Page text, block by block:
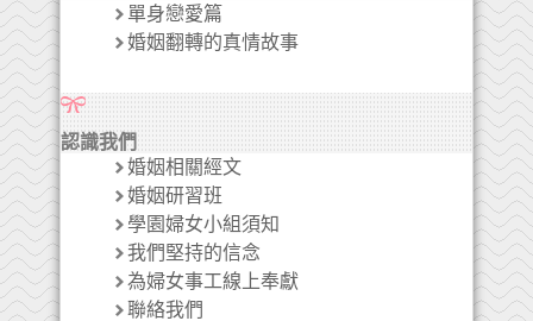
單身戀愛篇
婚姻翻轉的真情故事
認識我們
婚姻相關經文
婚姻研習班
學園婦女小組須知
我們堅持的信念
為婦女事工線上奉獻
聯絡我們